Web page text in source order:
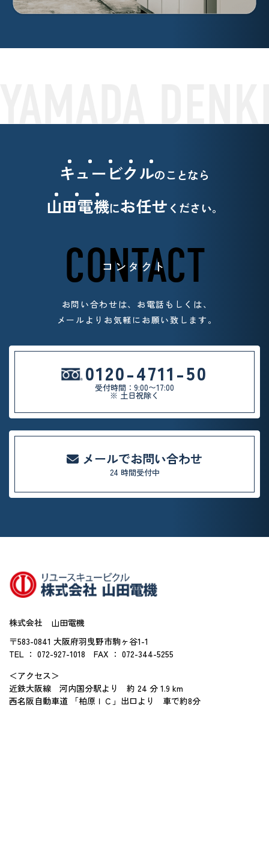
キュービクルのことなら
山田電機にお任せ ください。
CONTACT
コンタクト
お問い合わせは、お電話もしくは、
メールよりお気軽 にお願い致します。
0120-4711-50
受付時間：9:00〜17:00
※ 土日祝除く
メールでお問い合わせ
24 時間受付中
株式会社 山田電機
〒583-0841 大阪府羽曳野市駒ヶ谷1-1
TEL ： 072-927-1018 FAX ： 072-344-5255
＜アクセス＞
近鉄大阪線 河内国分駅より 約 24 分 1.9 km
西名阪自動車道 「柏原ＩＣ」出口より 車で約8分